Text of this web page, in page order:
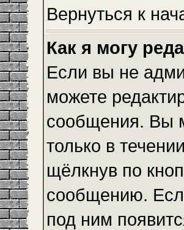
Вернуться к
Как я могу
Если вы не
можете
сообщения. Вы
только в
щёлкнув по
сообщению.
под ним